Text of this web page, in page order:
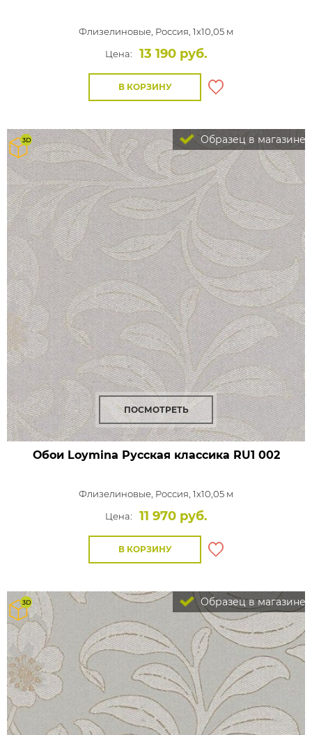
Флизелиновые, Россия, 1x10,05 м
Цена:
13 190 руб.
В КОРЗИНУ
Образец в магазине
ПОСМОТРЕТЬ
Обои Loymina Русская классика RU1 002
Флизелиновые, Россия, 1x10,05 м
Цена:
11 970 руб.
В КОРЗИНУ
Образец в магазине